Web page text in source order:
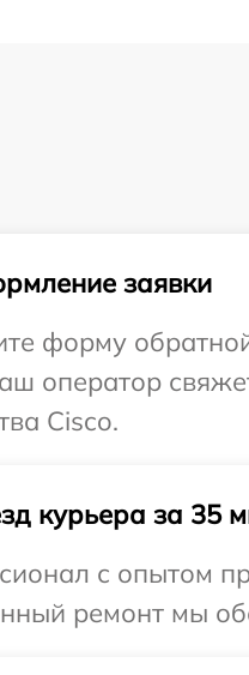
заявки
форму
оператор
Cisco.
курьера за 35
с опытом
ремонт мы